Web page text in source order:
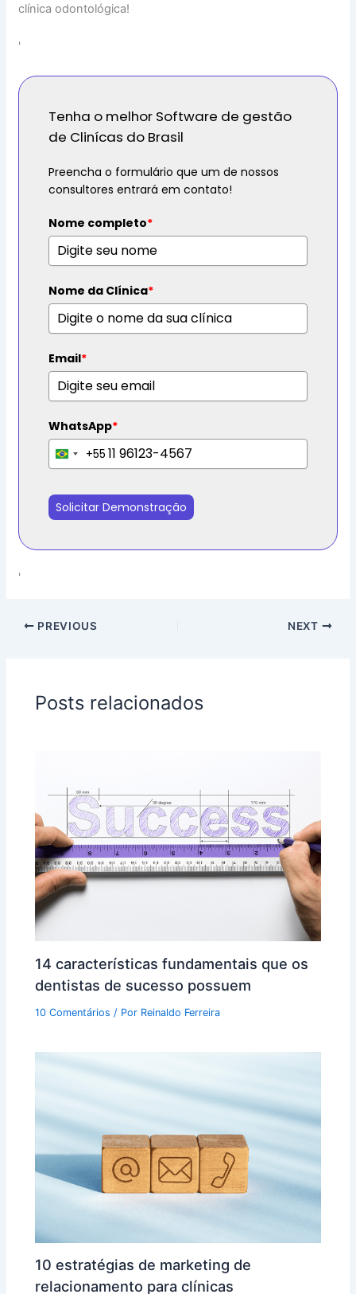
clínica odontológica!
'
Tenha o melhor Software de gestão
de Clinícas do Brasil
Preencha o formulário que um de nossos
consultores entrará em contato!
Nome completo*
Nome da Clínica*
Email*
WhatsApp*
B
a
z
l
+55
Solicitar Demonstração
'
PREVIOUS NEXT
Posts relacionados
14 características fundamentais que os
dentistas de sucesso possuem
10 Comentários / Por Reinaldo Ferreira
10 estratégias de marketing de
relacionamento para clínicas